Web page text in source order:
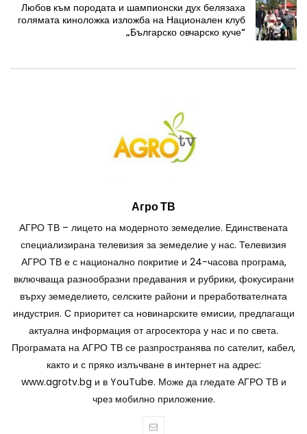
Любов към породата и шампионски дух белязаха
голямата киноложка изложба на Национален клуб
„Българско овчарско куче“
Агро ТВ
АГРО ТВ – лицето на модерното земеделие. Единствената
специализирана телевизия за земеделие у нас. Телевизия
АГРО ТВ е с национално покритие и 24-часова програма,
включваща разнообразни предавания и рубрики, фокусирани
върху земеделието, селските райони и преработвателната
индустрия. С приоритет са новинарските емисии, предлагащи
актуална информация от агросектора у нас и по света.
Програмата на АГРО ТВ се разпространява по сателит, кабел,
както и с пряко излъчване в интернет на адрес:
www.agrotv.bg и в YouTube. Може да гледате АГРО ТВ и
чрез мобилно приложение.